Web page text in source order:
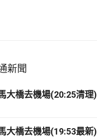
新聞
大橋去機場(20:25清理)
大橋去機場(19:53最新)